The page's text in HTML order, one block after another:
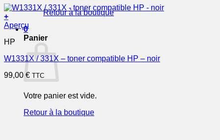
Retour à la boutique
0
Panier
Votre panier est vide.
Retour à la boutique
+
Aperçu
HP
W1331X / 331X – toner compatible HP – noir
99,00 € TTC